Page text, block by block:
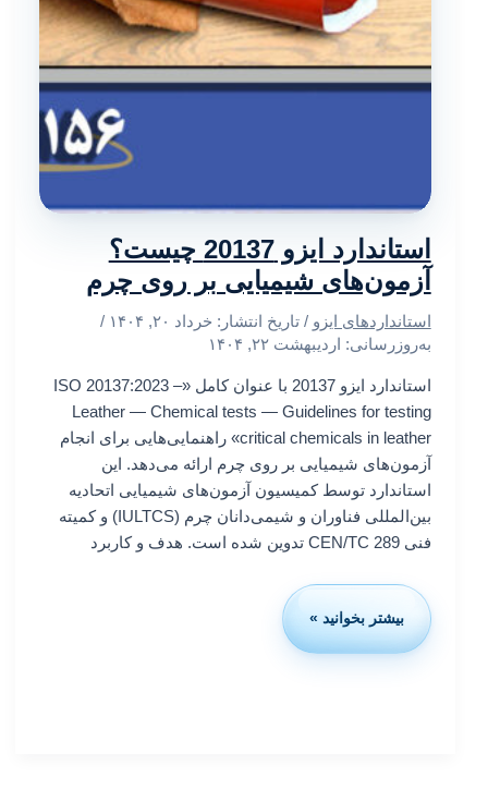
استاندارد ایزو 20137 چیست؟
آزمون‌های شیمیایی بر روی چرم
استانداردهای ایزو / تاریخ انتشار: خرداد ۲۰, ۱۴۰۴
/
به‌روزرسانی: اردیبهشت ۲۲, ۱۴۰۴
استاندارد ایزو 20137 با عنوان کامل «ISO 20137:2023 –
Leather — Chemical tests — Guidelines for testing
critical chemicals in leather» راهنمایی‌هایی برای انجام
آزمون‌های شیمیایی بر روی چرم ارائه می‌دهد. این
استاندارد توسط کمیسیون آزمون‌های شیمیایی اتحادیه
بین‌المللی فناوران و شیمی‌دانان چرم (IULTCS) و کمیته
فنی CEN/TC 289 تدوین شده است. هدف و کاربرد
استاندارد
ایزو
بیشتر بخوانید »